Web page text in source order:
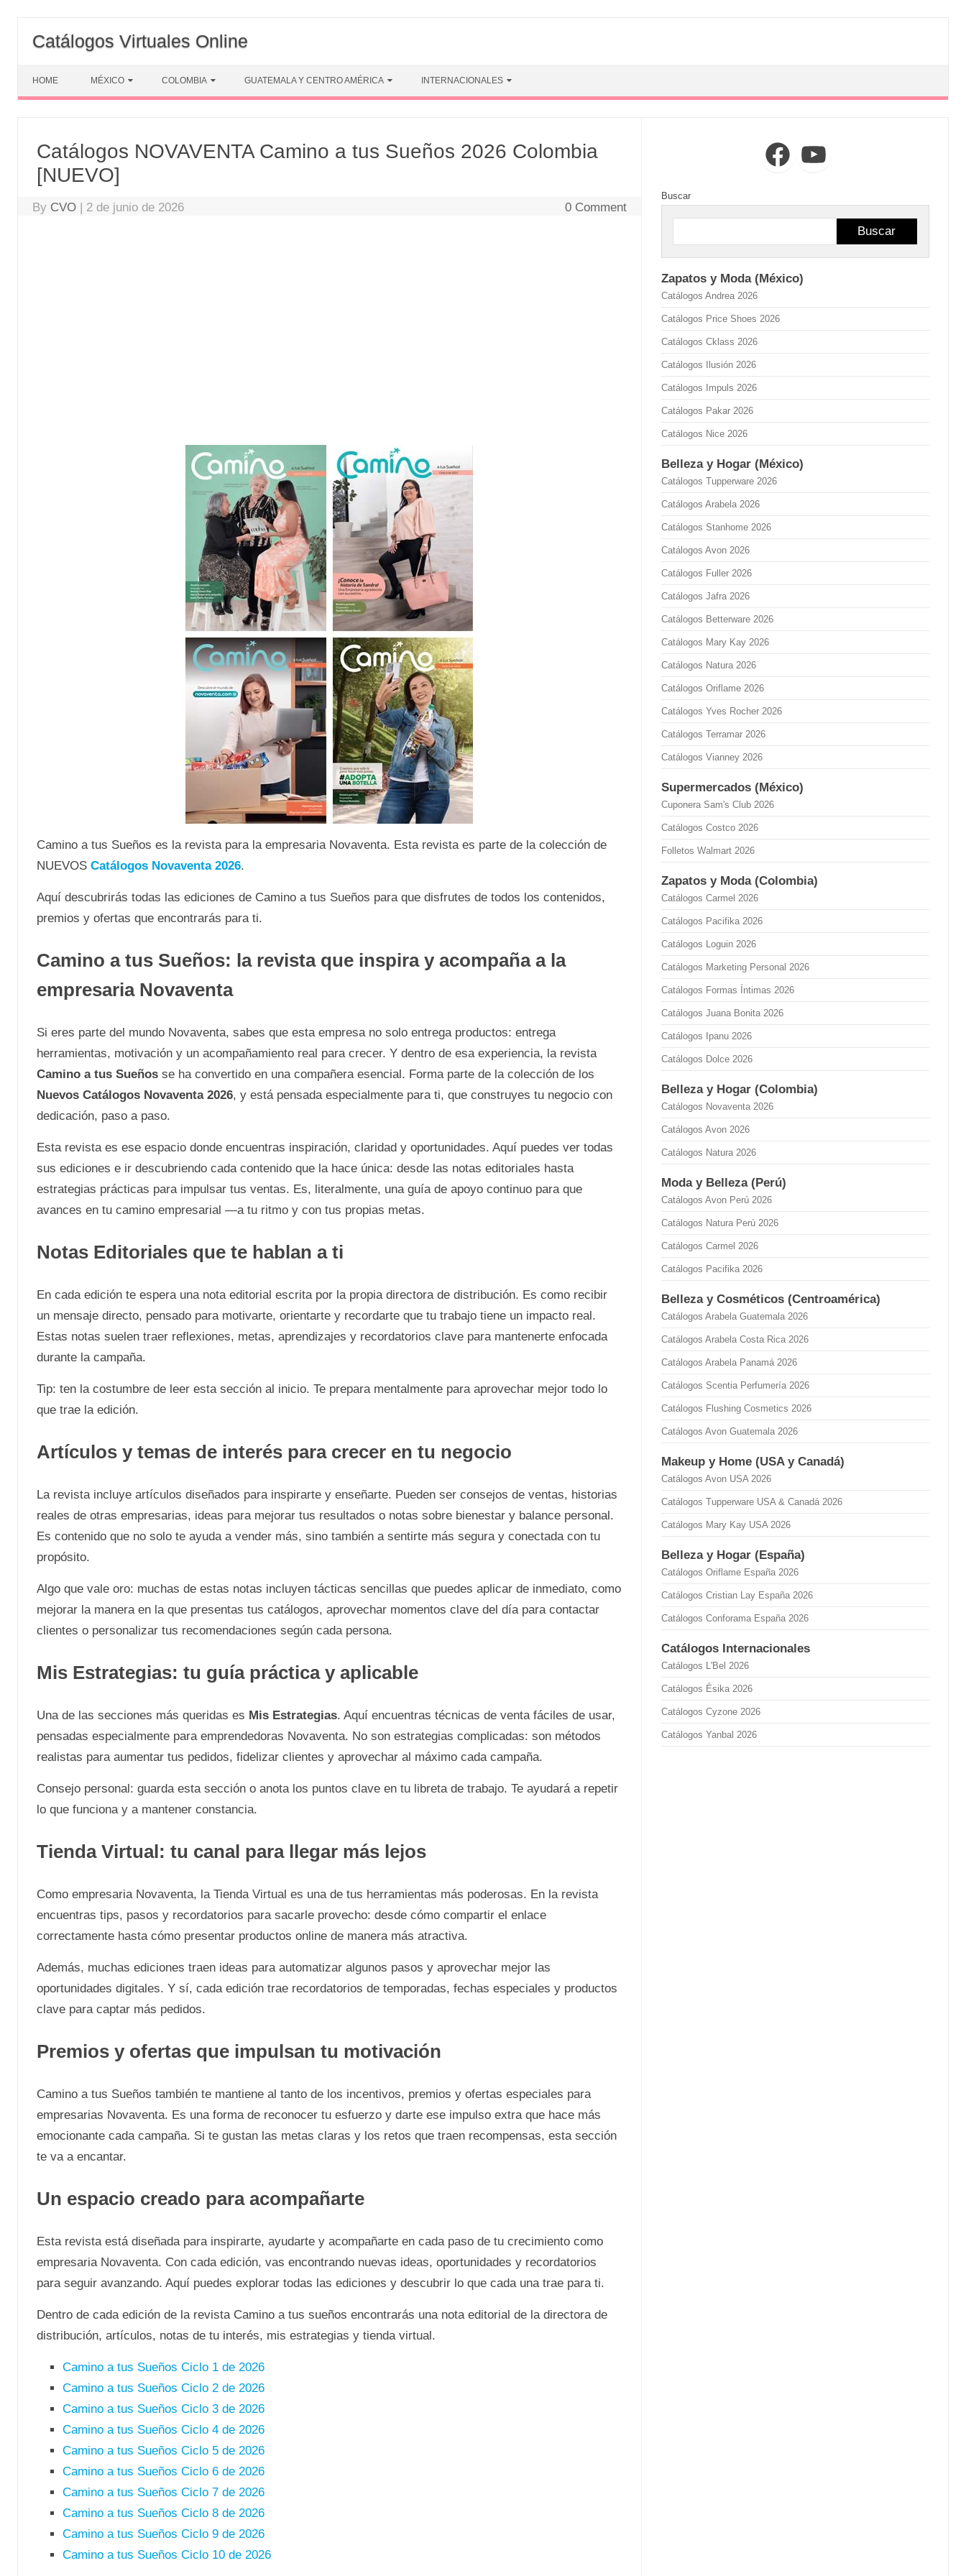
content
Catálogos Virtuales Online
HOME MÉXICO COLOMBIA GUATEMALA Y CENTRO AMÉRICA INTERNACIONALES
Catálogos NOVAVENTA Camino a tus Sueños 2026 Colombia
[NUEVO]
By CVO | 2 de junio de 2026 0 Comment
Camino a tus Sueños es la revista para la empresaria Novaventa. Esta revista es parte de la colección de
NUEVOS Catálogos Novaventa 2026.
Aquí descubrirás todas las ediciones de Camino a tus Sueños para que disfrutes de todos los contenidos,
premios y ofertas que encontrarás para ti.
Camino a tus Sueños: la revista que inspira y acompaña a la
empresaria Novaventa
Si eres parte del mundo Novaventa, sabes que esta empresa no solo entrega productos: entrega
herramientas, motivación y un acompañamiento real para crecer. Y dentro de esa experiencia, la revista
Camino a tus Sueñosse ha convertido en una compañera esencial. Forma parte de la colección de los
Nuevos Catálogos Novaventa 2026, y está pensada especialmente para ti, que construyes tu negocio con
dedicación, paso a paso.
Esta revista es ese espacio donde encuentras inspiración, claridad y oportunidades. Aquí puedes ver todas
sus ediciones e ir descubriendo cada contenido que la hace única: desde las notas editoriales hasta
estrategias prácticas para impulsar tus ventas. Es, literalmente, una guía de apoyo continuo para que
avances en tu camino empresarial —a tu ritmo y con tus propias metas.
Notas Editoriales que te hablan a ti
En cada edición te espera una nota editorial escrita por la propia directora de distribución. Es como recibir
un mensaje directo, pensado para motivarte, orientarte y recordarte que tu trabajo tiene un impacto real.
Estas notas suelen traer reflexiones, metas, aprendizajes y recordatorios clave para mantenerte enfocada
durante la campaña.
Tip: ten la costumbre de leer esta sección al inicio. Te prepara mentalmente para aprovechar mejor todo lo
que trae la edición.
Artículos y temas de interés para crecer en tu negocio
La revista incluye artículos diseñados para inspirarte y enseñarte. Pueden ser consejos de ventas, historias
reales de otras empresarias, ideas para mejorar tus resultados o notas sobre bienestar y balance personal.
Es contenido que no solo te ayuda a vender más, sino también a sentirte más segura y conectada con tu
propósito.
Algo que vale oro: muchas de estas notas incluyen tácticas sencillas que puedes aplicar de inmediato, como
mejorar la manera en la que presentas tus catálogos, aprovechar momentos clave del día para contactar
clientes o personalizar tus recomendaciones según cada persona.
Mis Estrategias: tu guía práctica y aplicable
Una de las secciones más queridas es Mis Estrategias. Aquí encuentras técnicas de venta fáciles de usar,
pensadas especialmente para emprendedoras Novaventa. No son estrategias complicadas: son métodos
realistas para aumentar tus pedidos, fidelizar clientes y aprovechar al máximo cada campaña.
Consejo personal: guarda esta sección o anota los puntos clave en tu libreta de trabajo. Te ayudará a repetir
lo que funciona y a mantener constancia.
Tienda Virtual: tu canal para llegar más lejos
Como empresaria Novaventa, la Tienda Virtual es una de tus herramientas más poderosas. En la revista
encuentras tips, pasos y recordatorios para sacarle provecho: desde cómo compartir el enlace
correctamente hasta cómo presentar productos online de manera más atractiva.
Además, muchas ediciones traen ideas para automatizar algunos pasos y aprovechar mejor las
oportunidades digitales. Y sí, cada edición trae recordatorios de temporadas, fechas especiales y productos
clave para captar más pedidos.
Premios y ofertas que impulsan tu motivación
Camino a tus Sueños también te mantiene al tanto de los incentivos, premios y ofertas especiales para
empresarias Novaventa. Es una forma de reconocer tu esfuerzo y darte ese impulso extra que hace más
emocionante cada campaña. Si te gustan las metas claras y los retos que traen recompensas, esta sección
te va a encantar.
Un espacio creado para acompañarte
Esta revista está diseñada para inspirarte, ayudarte y acompañarte en cada paso de tu crecimiento como
empresaria Novaventa. Con cada edición, vas encontrando nuevas ideas, oportunidades y recordatorios
para seguir avanzando. Aquí puedes explorar todas las ediciones y descubrir lo que cada una trae para ti.
Dentro de cada edición de la revista Camino a tus sueños encontrarás una nota editorial de la directora de
distribución, artículos, notas de tu interés, mis estrategias y tienda virtual.
Camino a tus Sueños Ciclo 1 de 2026
Camino a tus Sueños Ciclo 2 de 2026
Camino a tus Sueños Ciclo 3 de 2026
Camino a tus Sueños Ciclo 4 de 2026
Camino a tus Sueños Ciclo 5 de 2026
Camino a tus Sueños Ciclo 6 de 2026
Camino a tus Sueños Ciclo 7 de 2026
Camino a tus Sueños Ciclo 8 de 2026
Camino a tus Sueños Ciclo 9 de 2026
Camino a tus Sueños Ciclo 10 de 2026
FacebookYouTube
Buscar
Buscar
Zapatos y Moda (México)
Catálogos Andrea 2026
Catálogos Price Shoes 2026
Catálogos Cklass 2026
Catálogos Ilusión 2026
Catálogos Impuls 2026
Catálogos Pakar 2026
Catálogos Nice 2026
Belleza y Hogar (México)
Catálogos Tupperware 2026
Catálogos Arabela 2026
Catálogos Stanhome 2026
Catálogos Avon 2026
Catálogos Fuller 2026
Catálogos Jafra 2026
Catálogos Betterware 2026
Catálogos Mary Kay 2026
Catálogos Natura 2026
Catálogos Oriflame 2026
Catálogos Yves Rocher 2026
Catálogos Terramar 2026
Catálogos Vianney 2026
Supermercados (México)
Cuponera Sam's Club 2026
Catálogos Costco 2026
Folletos Walmart 2026
Zapatos y Moda (Colombia)
Catálogos Carmel 2026
Catálogos Pacifika 2026
Catálogos Loguin 2026
Catálogos Marketing Personal 2026
Catálogos Formas Íntimas 2026
Catálogos Juana Bonita 2026
Catálogos Ipanu 2026
Catálogos Dolce 2026
Belleza y Hogar (Colombia)
Catálogos Novaventa 2026
Catálogos Avon 2026
Catálogos Natura 2026
Moda y Belleza (Perú)
Catálogos Avon Perú 2026
Catálogos Natura Perú 2026
Catálogos Carmel 2026
Catálogos Pacifika 2026
Belleza y Cosméticos (Centroamérica)
Catálogos Arabela Guatemala 2026
Catálogos Arabela Costa Rica 2026
Catálogos Arabela Panamá 2026
Catálogos Scentia Perfumería 2026
Catálogos Flushing Cosmetics 2026
Catálogos Avon Guatemala 2026
Makeup y Home (USA y Canadá)
Catálogos Avon USA 2026
Catálogos Tupperware USA & Canadá 2026
Catálogos Mary Kay USA 2026
Belleza y Hogar (España)
Catálogos Oriflame España 2026
Catálogos Cristian Lay España 2026
Catálogos Conforama España 2026
Catálogos Internacionales
Catálogos L'Bel 2026
Catálogos Ésika 2026
Catálogos Cyzone 2026
Catálogos Yanbal 2026